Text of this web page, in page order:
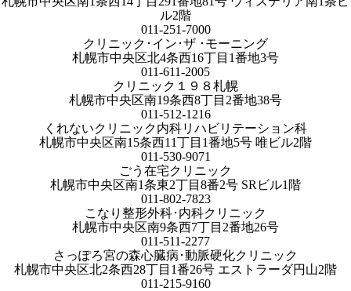
ル2階
011-251-7000
クリニック･イン･ザ ･モーニング
札幌市中央区北4条西16丁目1番地3号
011-611-2005
クリニック１９８札幌
札幌市中央区南19条西8丁目2番地38号
011-512-1216
くれないクリニック内科リハビリテーション科
札幌市中央区南15条西11丁目1番地5号 唯ビル2階
011-530-9071
ごう在宅クリニック
札幌市中央区南1条東2丁目8番2号 SRビル1階
011-802-7823
こなり整形外科･内科クリニック
札幌市中央区南9条西7丁目2番地26号
011-511-2277
さっぽろ宮の森心臓病･動脈硬化クリニック
札幌市中央区北2条西28丁目1番26号 エストラーダ円山2階
011-215-9160